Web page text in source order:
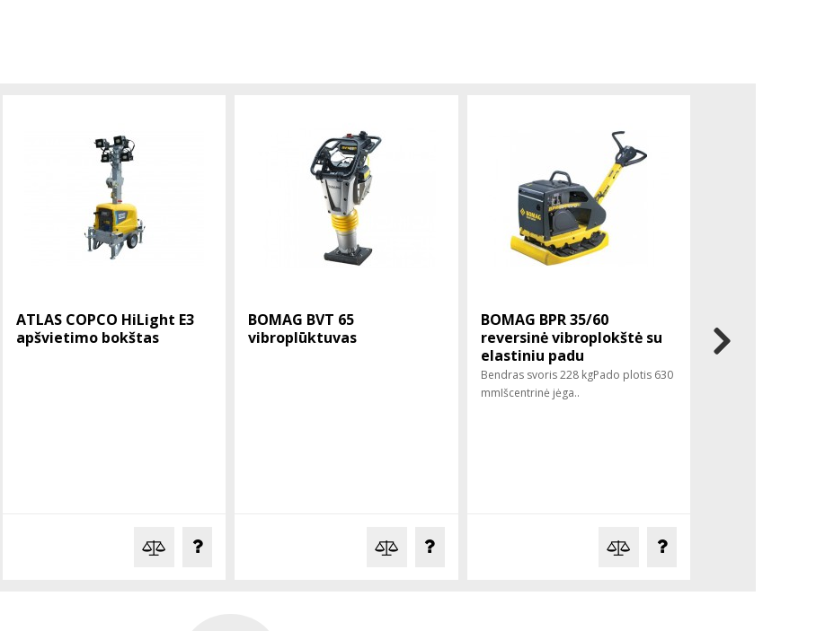
ATLAS COPCO HiLight E3
apšvietimo bokštas
BOMAG BVT 65
vibroplūktuvas
BOMAG BPR 35/60
reversinė vibroplokštė su
elastiniu padu
Bendras svoris 228 kgPado plotis 630
mmIšcentrinė jėga..
reversinė
elastiniu padu